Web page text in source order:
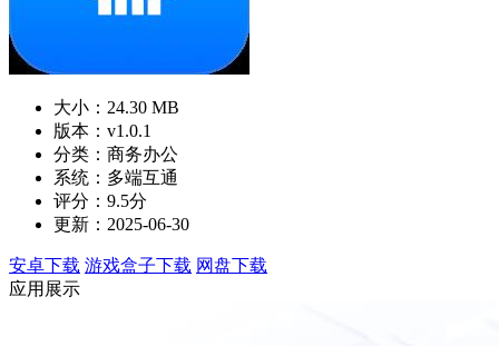
大小：24.30 MB
版本：v1.0.1
分类：商务办公
系统：多端互通
评分：9.5分
更新：2025-06-30
安卓下载 游戏盒子下载 网盘下载
应用展示